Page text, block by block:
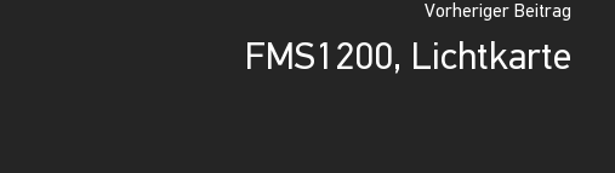
Vorheriger Beitrag
FMS1200, Lichtkarte